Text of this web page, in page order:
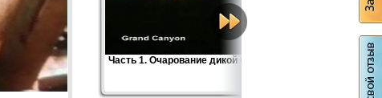
Часть 1. Очарование дикой природы
Фильм 2.